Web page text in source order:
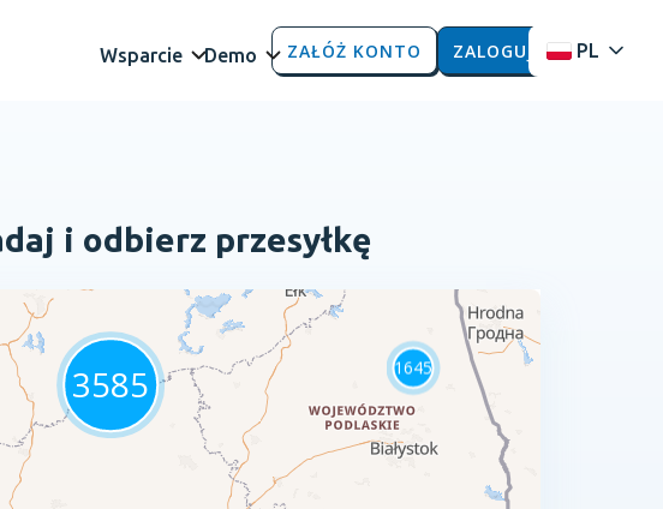
Wsparcie Demo ZAŁÓŻ KONTO ZALOGUJ PL
i odbierz przesyłkę